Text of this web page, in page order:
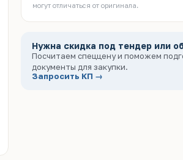
могут отличаться от оригинала.
Нужна скидка под тендер или
Посчитаем спеццену и поможем
документы для закупки.
Запросить КП →